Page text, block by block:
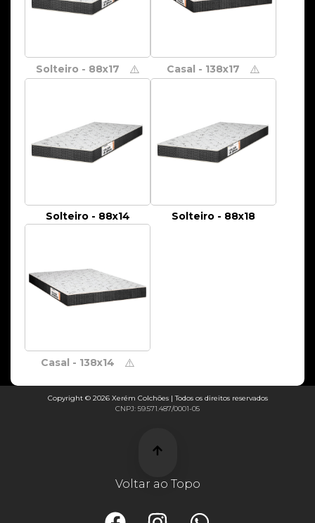
Solteiro - 88x17 ⚠️ Casal - 138x17 ⚠️
Solteiro - 88x14 Solteiro - 88x18
Casal - 138x14 ⚠️
Voltar ao Topo
Copyright © 2026 Xerém Colchões | Todos os direitos reservados
CNPJ: 59.571.487/0001-05